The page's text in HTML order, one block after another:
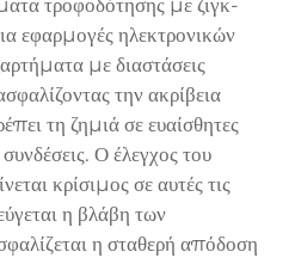
τροφοδότησης με ζιγκ-
εφαρμογές ηλεκτρονικών
με διαστάσεις
την ακρίβεια
τη ζημιά σε ευαίσθητες
Ο έλεγχος του
κρίσιμος σε αυτές τις
η βλάβη των
η σταθερή απόδοση